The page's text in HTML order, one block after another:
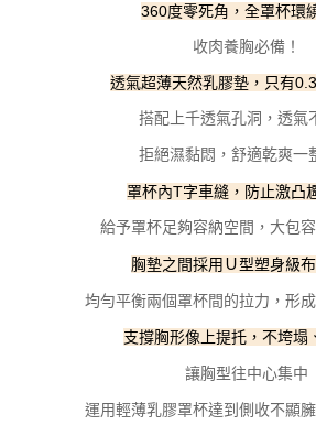
※ 請注意：結帳手續完成當下不需立刻繳費，但
是否繳費成功／繳費後需取消欲退款等相關疑問
https://
易，需依本服務之必要範圍內提供個人資料，並
２．關於個人資料處理事宜，請瀏覽以下網址：
３．未成年的使用者請事先徵得法定代理人或監
４．使用「AFTEE先享後付」時，將依據個別帳
時審查核予不同之上限額度；若仍有額度不足之
５．嚴禁一人註冊多個帳號或使用他人資訊註冊
恩沛科技股份有限公司將有權停止該用戶之使用
360度零死角，全罩杯環
收肉養胸必備！
透氣超薄天然乳膠墊，只有
搭配上千透氣孔洞，透氣
拒絕濕黏悶，舒適乾爽一
罩杯內T字車縫，防止激凸
給予罩杯足夠容納空間，大包
胸墊之間採用Ｕ型塑身級
均勻平衡兩個罩杯間的拉力，形
支撐胸形像上提托，不垮塌
讓胸型往中心集中
運用輕薄乳膠罩杯達到側收不顯